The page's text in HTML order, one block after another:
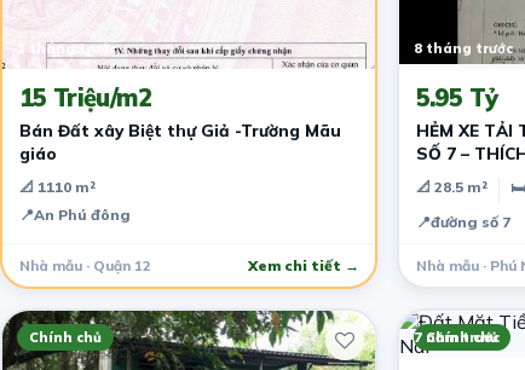
1 tháng trước
15 Triệu/m2
Bán Đất xây Biệt thự Giả -Trường Mãu
giáo
📐 1110 m²
📍An Phú đông
Nhà mẫu · Quận 12 Xem chi tiết →
8 tháng trước
5.95 Tỷ
HẺM XE TẢI
SỐ 7 –
📐 28.5 m² 🛏
📍đường số 7
Nhà mẫu · Phú
Chính chủ Chính chủ
7 năm trước